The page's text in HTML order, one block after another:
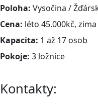
Poloha: Vysočina /
Cena: léto 45.000kč,
Kapacita: 1 až 17 osob
Pokoje: 3 ložnice
Kontakty: